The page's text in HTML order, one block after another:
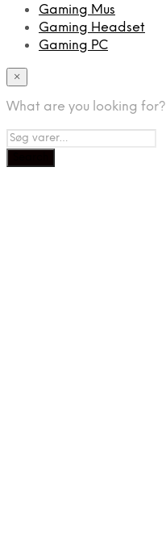
Gaming Mus
Gaming Headset
Gaming PC
×
What are you looking for?